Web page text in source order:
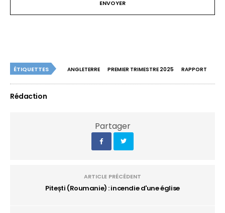
ÉTIQUETTES ANGLETERRE PREMIER TRIMESTRE 2025 RAPPORT
Rédaction
Partager
ARTICLE PRÉCÉDENT
Pitești (Roumanie) : incendie d'une église